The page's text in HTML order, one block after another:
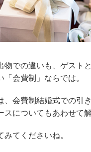
物での違いも、ゲスト
「会費制」ならでは。
、会費制結婚式での引
スについてもあわせて
みてくださいね。